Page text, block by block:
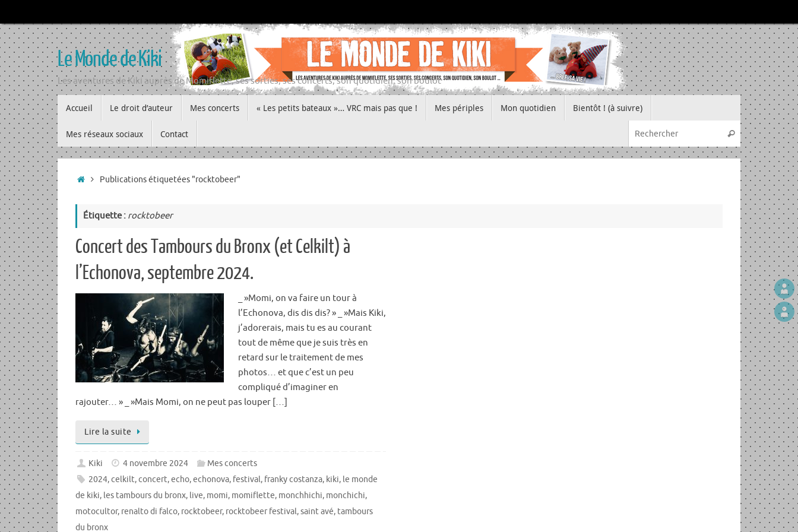
au
contenu
Le Monde de Kiki
Les aventures de Kiki auprès de Momiflette, ses sorties, ses concerts, son quotidien, son boulot
au
contenu
Accueil Le droit d’auteur Mes concerts « Les petits bateaux »… VRC mais pas que ! Mes périples Mon quotidien Bientôt ! (à suivre)
Mes réseaux sociaux Contact
Recherche
Rechercher
Accueil
Publications étiquetées "rocktobeer"
Étiquette : rocktobeer
Concert des Tambours du Bronx (et Celkilt) à
l’Echonova, septembre 2024.
_ »Momi, on va faire un tour à
l’Echonova, dis dis dis? » _ »Mais Kiki,
j’adorerais, mais tu es au courant
tout de même que je suis très en
retard sur le traitement de mes
photos… et que c’est un peu
compliqué d’imaginer en
rajouter… » _ »Mais Momi, on ne peut pas louper […]
Lire la suite
Kiki 4 novembre 2024
Mes concerts
2024,celkilt,concert,echo,echonova, festival, franky costanza, kiki, le monde
de kiki, les tambours du bronx, live, momi, momiflette, monchhichi, monchichi,
motocultor, renalto di falco, rocktobeer, rocktobeer festival,saint avé, tambours
du bronx